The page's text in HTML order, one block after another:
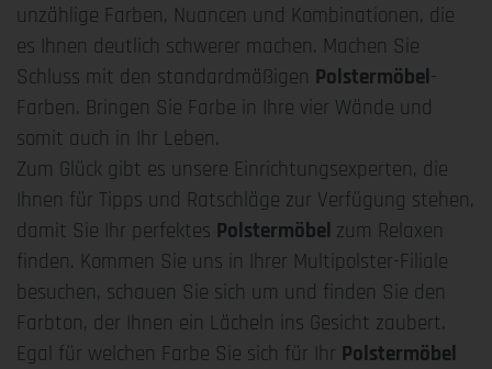
unzählige Farben, Nuancen und Kombinationen, die
es Ihnen deutlich schwerer machen. Machen Sie
Schluss mit den standardmäßigen Polstermöbel-
Farben. Bringen Sie Farbe in Ihre vier Wände und
somit auch in Ihr Leben.
Zum Glück gibt es unsere Einrichtungsexperten, die
Ihnen für Tipps und Ratschläge zur Verfügung stehen,
damit Sie Ihr perfektes Polstermöbel zum Relaxen
finden. Kommen Sie uns in Ihrer Multipolster-Filiale
besuchen, schauen Sie sich um und finden Sie den
Farbton, der Ihnen ein Lächeln ins Gesicht zaubert.
Egal für welchen Farbe Sie sich für Ihr Polstermöbel